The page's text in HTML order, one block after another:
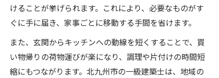
けることが挙げられます。これにより、必要なものがす
ぐに手に届き、家事ごとに移動する手間を省けます。
また、玄関からキッチンへの動線を短くすることで、買
い物帰りの荷物運びが楽になり、調理や片付けの時間短
縮にもつながります。北九州市の一級建築士は、地域の